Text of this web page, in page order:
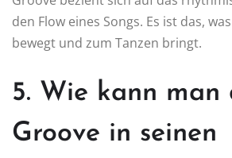
den Flow eines Songs. Es ist das,
bewegt und zum Tanzen bringt.
5. Wie kann man
Groove in seinen